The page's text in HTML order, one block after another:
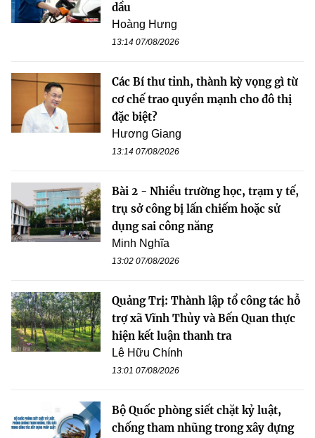
dầu
Hoàng Hưng
13:14 07/08/2026
Các Bí thư tỉnh, thành kỳ vọng gì từ
cơ chế trao quyền mạnh cho đô thị
đặc biệt?
Hương Giang
13:14 07/08/2026
Bài 2 - Nhiều trường học, trạm y tế,
trụ sở công bị lấn chiếm hoặc sử
dụng sai công năng
Minh Nghĩa
13:02 07/08/2026
Quảng Trị: Thành lập tổ công tác hỗ
trợ xã Vĩnh Thủy và Bến Quan thực
hiện kết luận thanh tra
Lê Hữu Chính
13:01 07/08/2026
Bộ Quốc phòng siết chặt kỷ luật,
chống tham nhũng trong xây dựng